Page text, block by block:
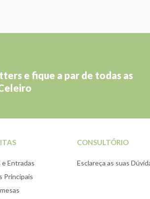
e fique a par de todas as
e Entradas
Principais
CONSULTÓRIO
Esclareça as suas